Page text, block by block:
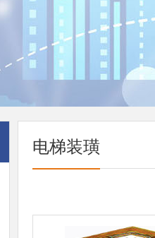
电梯装璜